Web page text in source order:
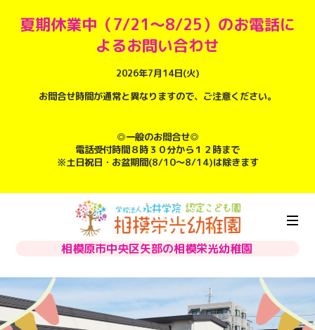
夏期休業中（7/21～8/25）のお電話に
よるお問い合わせ
2026年7月14日(火)
お問合せ時間が通常と異なりますので、ご注意ください。
◎一般のお問合せ◎
電話受付時間８時３０分から１２時まで
※土日祝日・お盆期間(8/10～8/14)は除きます
相模原市中央区矢部の相模栄光幼稚園